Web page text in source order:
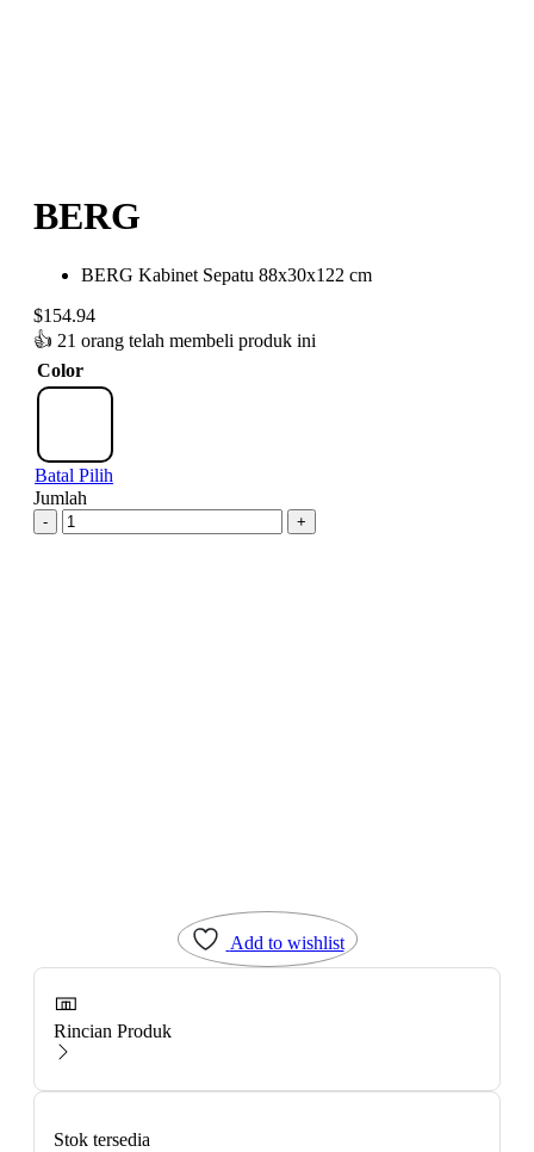
BERG
BERG Kabinet Sepatu 88x30x122 cm
$154.94
👍 21 orang telah membeli produk ini
Color
Batal Pilih
Jumlah
- +
Add to wishlist
Rincian Produk
Stok tersedia